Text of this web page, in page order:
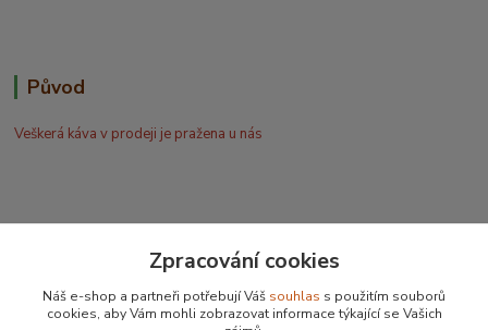
Původ
Veškerá káva v prodeji je pražena u nás
+420 602 577 209
Zpracování cookies
Náš e-shop a partneři potřebují Váš souhlas s použitím souborů
cookies, aby Vám mohli zobrazovat informace týkající se Vašich